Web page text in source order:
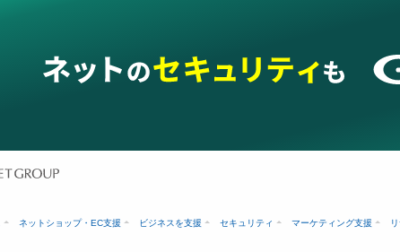
ネットショップ・EC支援 ビジネスを支援 セキュリティ マーケティング支援